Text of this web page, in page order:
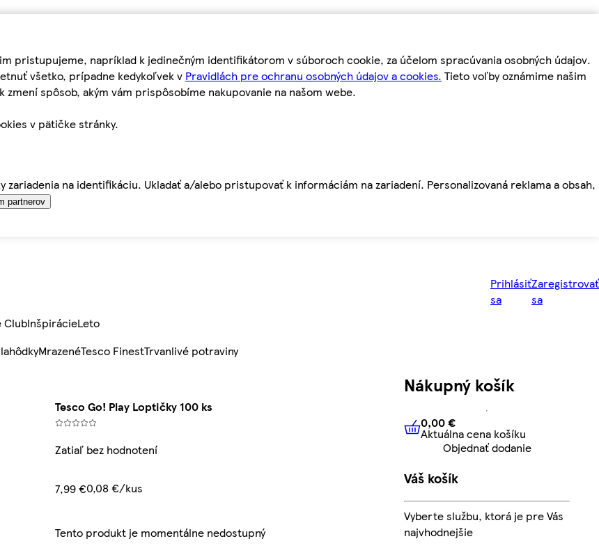
pristupujeme, napríklad k jedinečným identifikátorom v súboroch cookie, za účelom spracúvania osobných údajov.
všetko, prípadne kedykoľvek v Pravidlách pre ochranu osobných údajov a cookies. Tieto voľby oznámime našim
spôsob, akým vám prispôsobíme nakupovanie na našom webe.
v pätičke stránky.
na identifikáciu. Ukladať a/alebo pristupovať k informáciám na zariadení. Personalizovaná reklama a obsah,
partnerov
Prihlásiť
sa
Zaregistrovať
sa
ClubInšpirácieLeto
MrazenéTesco FinestTrvanlivé potraviny
Tesco Go! Play Loptičky 100 ks
Zatiaľ bez hodnotení
7,99 €0,08 €/kus
Tento produkt je momentálne nedostupný
Nákupný košík
0,00 € Aktuálna cena košíku
0,00 €
Aktuálna cena košíku
Objednať dodanie
Váš košík
Vyberte službu, ktorá je pre Vás
najvhodnejšie